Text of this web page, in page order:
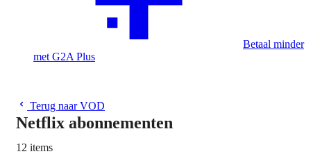
Betaal minder
met G2A Plus
Terug naar VOD
Netflix abonnementen
12 items